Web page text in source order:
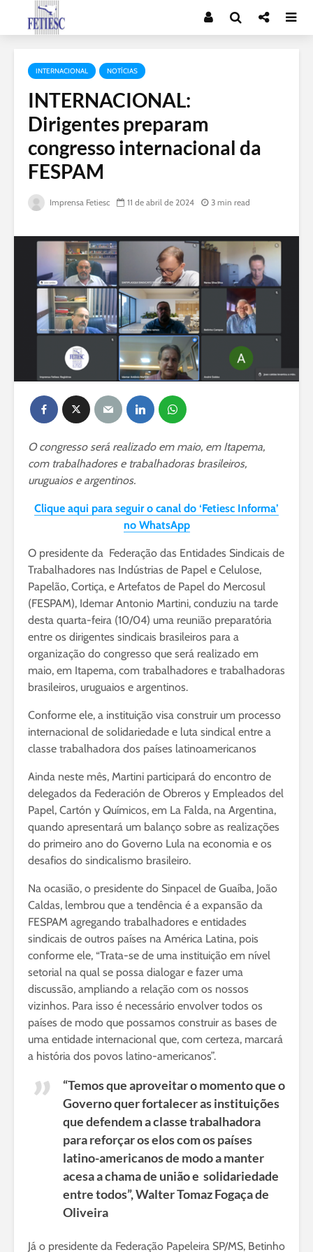
INTERNACIONAL NOTÍCIAS
INTERNACIONAL:
Dirigentes preparam
congresso internacional da
FESPAM
Imprensa Fetiesc 11 de abril de 2024 3 min read
O congresso será realizado em maio, em Itapema,
com trabalhadores e trabalhadoras brasileiros,
uruguaios e argentinos.
Clique aqui para seguir o canal do ‘Fetiesc Informa’
no WhatsApp
O presidente da Federação das Entidades Sindicais de
Trabalhadores nas Indústrias de Papel e Celulose,
Papelão, Cortiça, e Artefatos de Papel do Mercosul
(FESPAM), Idemar Antonio Martini, conduziu na tarde
desta quarta-feira (10/04) uma reunião preparatória
entre os dirigentes sindicais brasileiros para a
organização do congresso que será realizado em
maio, em Itapema, com trabalhadores e trabalhadoras
brasileiros, uruguaios e argentinos.
Conforme ele, a instituição visa construir um processo
internacional de solidariedade e luta sindical entre a
classe trabalhadora dos países latinoamericanos
Ainda neste mês, Martini participará do encontro de
delegados da Federación de Obreros y Empleados del
Papel, Cartón y Químicos, em La Falda, na Argentina,
quando apresentará um balanço sobre as realizações
do primeiro ano do Governo Lula na economia e os
desafios do sindicalismo brasileiro.
Na ocasião, o presidente do Sinpacel de Guaíba, João
Caldas, lembrou que a tendência é a expansão da
FESPAM agregando trabalhadores e entidades
sindicais de outros países na América Latina, pois
conforme ele, “Trata-se de uma instituição em nível
setorial na qual se possa dialogar e fazer uma
discussão, ampliando a relação com os nossos
vizinhos. Para isso é necessário envolver todos os
países de modo que possamos construir as bases de
uma entidade internacional que, com certeza, marcará
a história dos povos latino-americanos”.
“Temos que aproveitar o momento que o
Governo quer fortalecer as instituições
que defendem a classe trabalhadora
para reforçar os elos com os países
latino-americanos de modo a manter
acesa a chama de união e solidariedade
entre todos”, Walter Tomaz Fogaça de
Oliveira
Já o presidente da Federação Papeleira SP/MS, Betinho